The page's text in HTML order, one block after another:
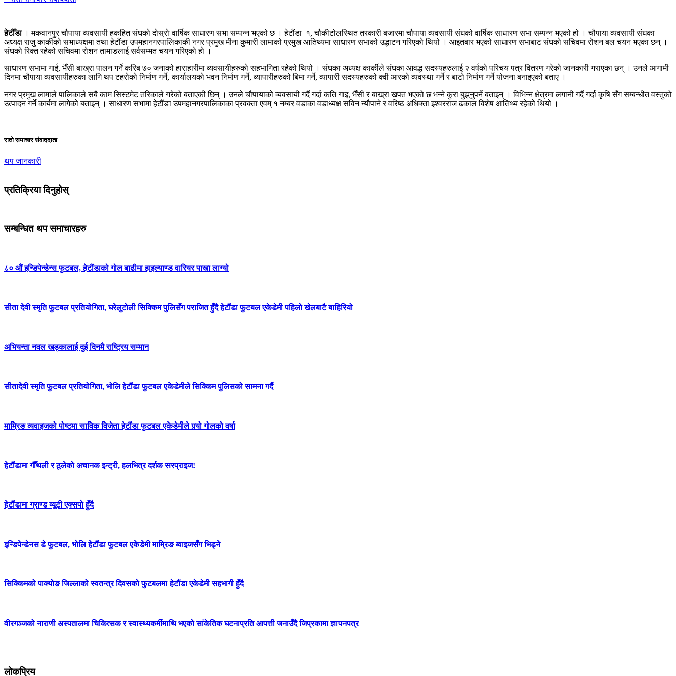
हेटौँडा। मकवानपुर चौपाया व्यवसायी हकहित संघको दोस्रो वार्षिक साधारण सभा सम्पन्न भएको छ । हेटौंडा–१, चौकीटोलस्थित तरकारी बजारमा चौपाया व्यवसायी संघको वार्षिक साधारण सभा सम्पन्न भएको हो । चौपाया व्यवसायी संघका
अध्यक्ष राजु कार्कीको सभाध्यक्षमा तथा हेटौंडा उपमहानगरपालिकाकी नगर प्रमुख मीना कुमारी लामाको प्रमुख आतिथ्यमा साधारण सभाको उद्धाटन गरिएको थियो । आइतबार भएको साधारण सभाबाट संघको सचिवमा रोशन बल चयन भएका छन् ।
संघको रिक्त रहेको सचिवमा रोशन तामाङलाई सर्वसम्मत चयन गरिएको हो ।
साधारण सभामा गाई, भैँसी बाख्रा पालन गर्ने करिब ७० जनाको हाराहारीमा व्यवसायीहरुको सहभागिता रहेको थियो । संघका अध्यक्ष कार्कीले संघका आवद्ध सदस्यहरुलाई २ वर्षको परिचय पत्र वितरण गरेको जानकारी गराएका छन् । उनले आगामी
दिनमा चौपाया व्यवसायीहरुका लागि थप टहरोको निर्माण गर्ने, कार्यालयको भवन निर्माण गर्ने, व्यापारीहरुको बिमा गर्ने, व्यापारी सदस्यहरुको क्वी आरको व्यवस्था गर्ने र बाटो निर्माण गर्ने योजना बनाइएको बताए ।
नगर प्रमुख लामाले पालिकाले सबै काम सिस्टमेट तरिकाले गरेको बताएकी छिन् । उनले चौपायाको व्यवसायी गर्दै गर्दा कति गाइ, भैँसी र बाख्रा खपत भएको छ भन्ने कुरा बुझ्‌नुपर्ने बताइन् । विभिन्न क्षेत्रमा लगानी गर्दै गर्दा कृषि सँग सम्बन्धीत वस्तुको
उत्पादन गर्ने कार्यमा लागेको बताइन् । साधारण सभामा हेटौंडा उपमहानगरपालिकाका प्रवक्ता एवम् १ नम्बर वडाका वडाध्यक्ष सविन न्यौपाने र वरिष्ठ अधिक्ता इश्वरराज ढकाल विशेष आतिथ्य रहेको थियो ।
रातो समाचार संवाददाता
थप जानकारी
प्रतिक्रिया दिनुहोस्
सम्बन्धित थप समाचारहरु
८० औं इन्डिपेन्डेन्स फुटबल, हेटौंडाको गोल बाढीमा हाइल्याण्ड वारियर पाखा लाग्यो
सीता देवी स्मृति फुटबल प्रतियोगिता, घरेलुटोली सिक्किम पुलिसँग पराजित हुँदै हेटौंडा फुटबल एकेडेमी पहिलो खेलबाटै बाहिरियो
अभियन्ता नवल खड्कालाई दुई दिनमै राष्ट्रिय सम्मान
सीतादेवी स्मृति फुटबल प्रतियोगिता, भोलि हेटौंडा फुटबल एकेडेमीले सिक्किम पुलिसको सामना गर्दै
माम्रिङ व्यवाइजको पोष्टमा साविक विजेता हेटौंडा फुटबल एकेडेमीले गर्‍यो गोलको वर्षा
हेटौंडामा गौँथली र ठूलेको अचानक इन्ट्री, हलभित्र दर्शक सरप्राइज!
हेटौंडामा ग्राण्ड व्यूटी एक्सपो हुँदै
इन्डिपेन्डेनस डे फुटबल, भोलि हेटौंडा फुटबल एकेडेमी माम्रिङ ब्वाइजसँग भिड्ने
सिक्किमको पाक्योङ जिल्लाको स्वतन्त्र दिवसको फुटबलमा हेटौंडा एकेडेमी सहभागी हुँदै
वीरगञ्जको नाराणी अस्पतालमा चिकित्सक र स्वास्थ्यकर्मीमाथि भएको सांकेतिक घटनाप्रति आपत्ती जनाउँदै जिप्रकामा ज्ञापनपत्र
लोकप्रिय